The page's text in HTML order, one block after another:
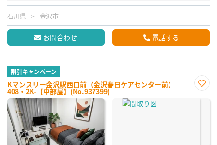
石川県 金沢市
お問合わせ 電話する
割引キャンペーン
Kマンスリー金沢駅西口前（金沢春日ケアセンター前）
408・2K-【中部屋】(No.937399)
に入